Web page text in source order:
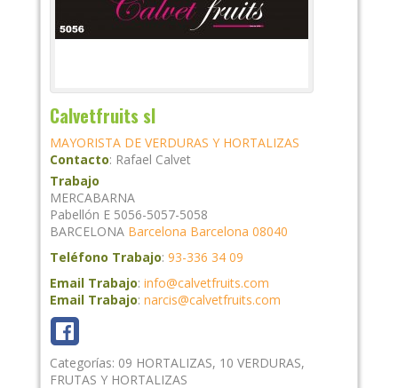
Calvetfruits sl
MAYORISTA DE VERDURAS Y HORTALIZAS
Contacto: Rafael Calvet
Trabajo
MERCABARNA
Pabellón E 5056-5057-5058
BARCELONA Barcelona Barcelona 08040
Teléfono Trabajo: 93-336 34 09
Email Trabajo: info@calvetfruits.com
Email Trabajo: narcis@calvetfruits.com
Categorías: 09 HORTALIZAS, 10 VERDURAS,
FRUTAS Y HORTALIZAS